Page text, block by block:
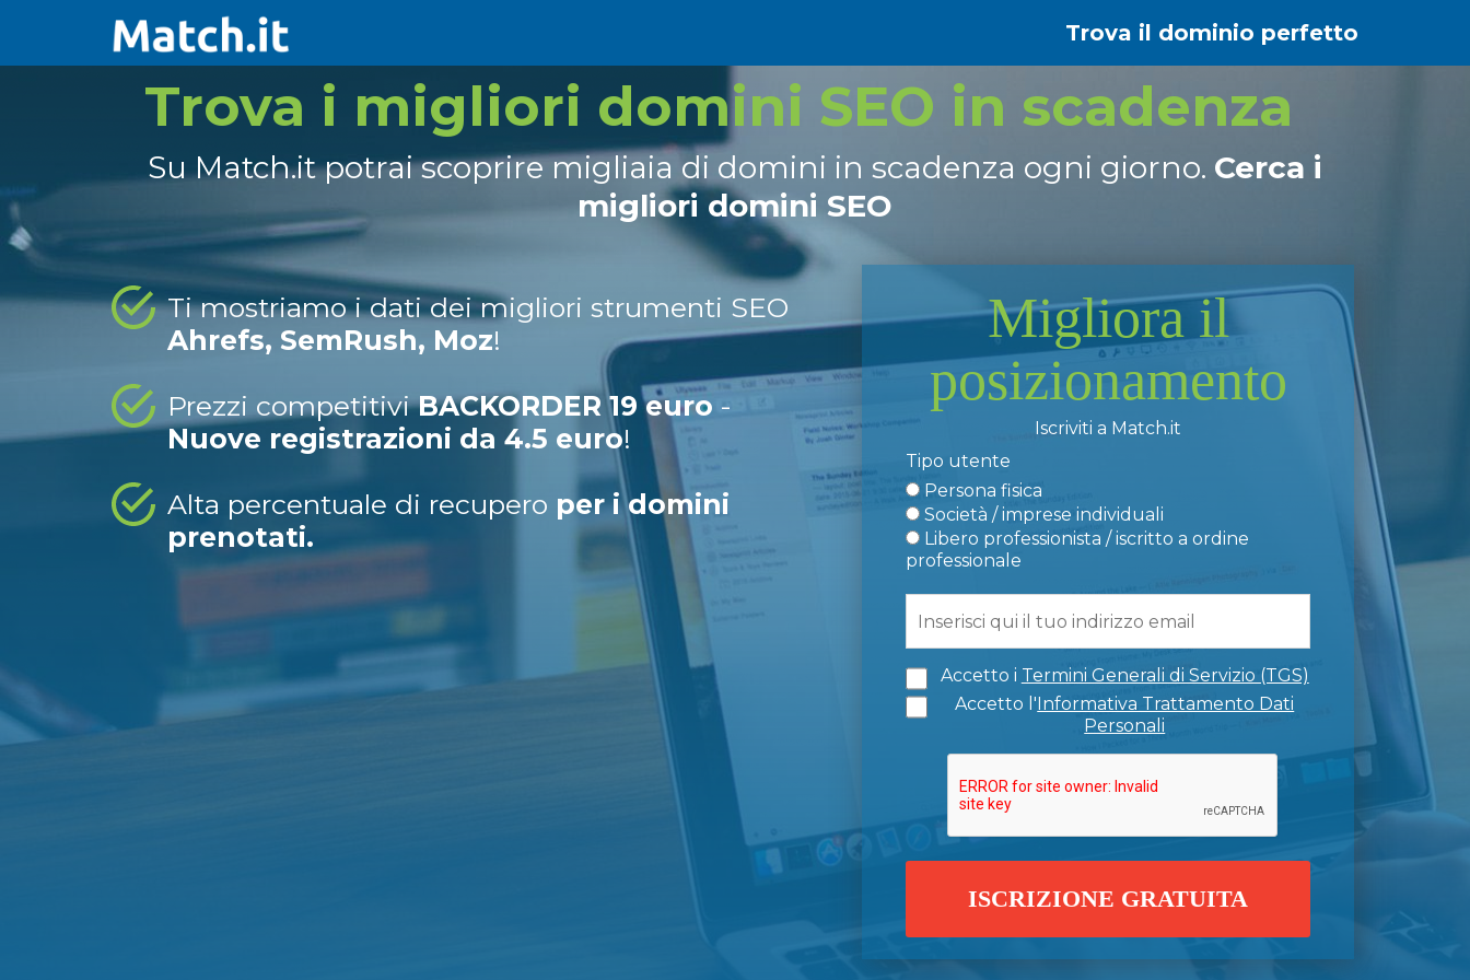
Trova il dominio perfetto
Trova i migliori domini SEO in scadenza
Su Match.it potrai scoprire migliaia di domini in scadenza ogni giorno. Cerca i
migliori domini SEO
Ti mostriamo i dati dei migliori strumenti SEO
Ahrefs, SemRush, Moz!
Prezzi competitiviBACKORDER 19 euro -
Nuove registrazioni da 4.5 euro!
Alta percentuale di recupero per i domini
prenotati.
Migliora il
posizionamento
Iscriviti a Match.it
Tipo utente
Persona fisica
Società / imprese individuali
Libero professionista / iscritto a ordine
professionale
Accetto i Termini Generali di Servizio (TGS)
Accetto l'Informativa Trattamento Dati
Personali